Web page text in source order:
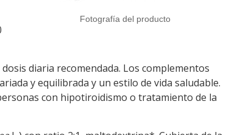
Fotografía del producto
diaria recomendada. Los complementos
y equilibrada y un estilo de vida saludable.
con hipotiroidismo o tratamiento de la